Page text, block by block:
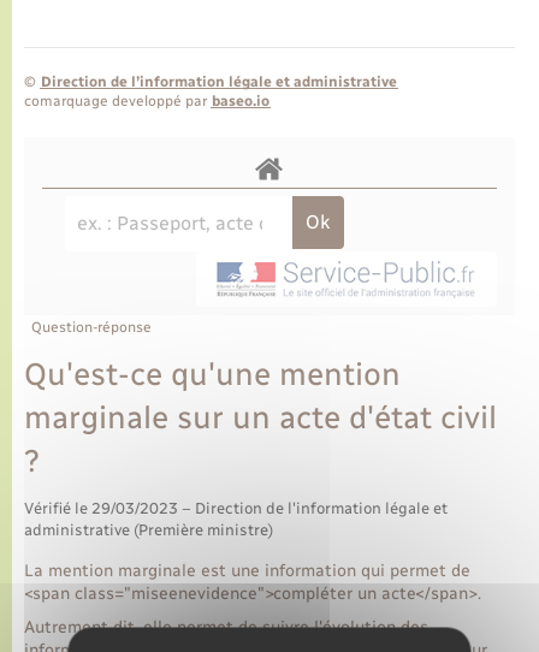
© Direction de l’information légale et administrative
comarquage developpé par baseo.io
Question-réponse
Qu'est-ce qu'une mention
marginale sur un acte d'état civil
?
Vérifié le 29/03/2023 – Direction de l'information légale et
administrative (Première ministre)
La mention marginale est une information qui permet de
<span class="miseenevidence">compléter un acte</span>.
Autrement dit, elle permet de suivre l'évolution des